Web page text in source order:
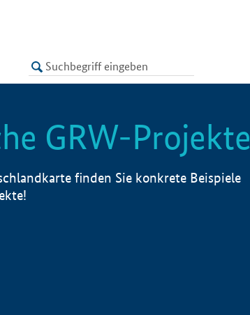
LISTE
GRW-Projekte
finden Sie konkrete Beispiele